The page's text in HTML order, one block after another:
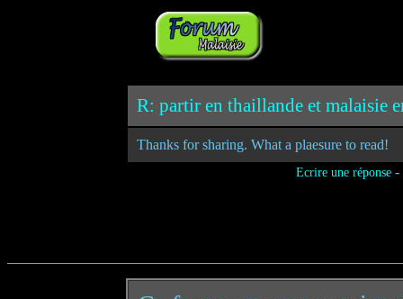
R: partir en thaillande et malaisie
Thanks for sharing. What a plaesure to read!
Ecrire une réponse-